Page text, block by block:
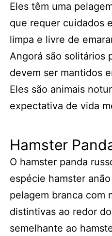
Eles têm uma
que requer cuidados
limpa e livre de
Angorá são solitários
devem ser mantidos
Eles são animais
expectativa de vida
Hamster
O hamster panda
espécie hamster
pelagem branca com
distintivas ao redor
semelhante ao